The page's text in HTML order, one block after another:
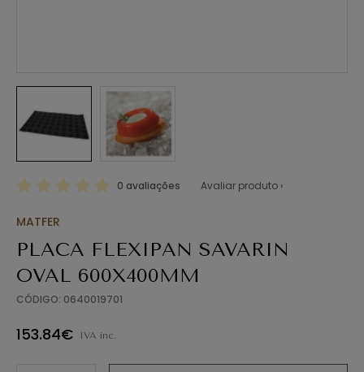
0 avaliações Avaliar produto ›
MATFER
PLACA FLEXIPAN SAVARIN
OVAL 600X400MM
CÓDIGO: 0640019701
153.84€ IVA inc.